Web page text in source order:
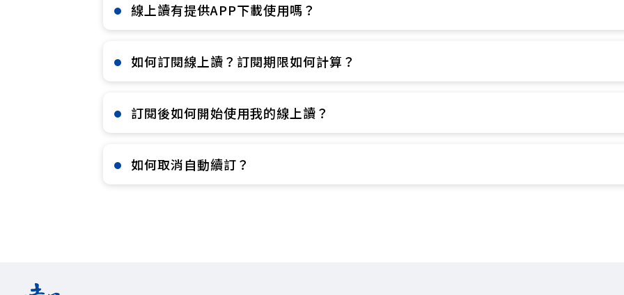
線上讀有提供APP下載使用嗎？​
如何訂閱線上讀？訂閱期限如何計算？​
訂閱後如何開始使用我的線上讀？​
如何取消自動續訂？